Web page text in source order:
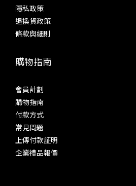
隱私政策
退換貨政策
條款與細則
購物指南
會員計劃
購物指南
付款方式
常見問題
上傳付款証明
企業禮品報價